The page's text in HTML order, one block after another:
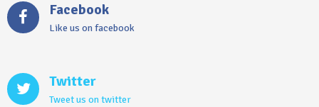
Facebook
Like us on facebook
Twitter
Tweet us on twitter